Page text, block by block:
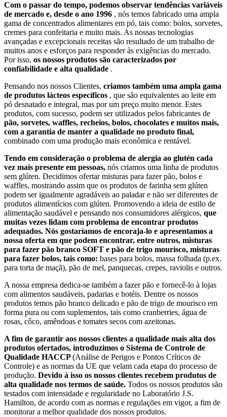
Com o passar do tempo, podemos observar tendências variáveis
de mercado e, desde o ano 1996 , nós temos fabricado uma ampla
gama de concentrados alimentares em pó, tais como: bolos, sorvetes,
cremes para confeitaria e muito mais. As nossas tecnologias
avançadas e excepcionais receitas são resultado de um trabalho de
muitos anos e esforços para responder às exigências do mercado.
Por isso, os nossos produtos são caracterizados por
confiabilidade e alta qualidade .
Pensando nos nossos Clientes, criamos também uma ampla gama
de produtos lácteos específicos , que são equivalentes ao leite em
pó desnatado e integral, mas por um preço muito menor. Estes
produtos, com sucesso, podem ser utilizados pelos fabricantes de
pão, sorvetes, waffles, recheios, bolos, chocolates e muitos mais,
com a garantia de manter a qualidade no produto final,
combinado com uma produção mais econômica e rentável.
Tendo em consideração o problema de alergia ao glutén cada
vez mais presente em pessoas, nós criamos uma linha de produtos
sem glúten. Decidimos ofertar misturas para fazer pão, bolos e
waffles, mostrando assim que os produtos de farinha sem glúten
podem ser igualmente agradáveis ao paladar e não ser diferentes de
produtos alimentícios com glúten. Promovendo a ideia de estilo de
alimentação saudável e pensando nos consumidores alérgicos, que
muitas vezes lidam com problema de encontrar produtos
adequados. Nós gostaríamos de encoraja-lo e apresentamos a
nossa oferta em que podem encontrar, entre outros, misturas
para fazer pão branco SOFT e pão de trigo mourisco, misturas
para fazer bolos, tais como: bases para bolos, massa folhada (p.ex.
para torta de maçã), pão de mel, panquecas, crepes, raviolis e outros.
A nossa empresa dedica-se também a fazer pão e fornecê-lo à lojas
com alimentos saudáveis, padarias e hotéis. Dentre os nossos
produtos temos pão branco delicado e pão de trigo de mourisco em
forma pura ou com suplementos, tais como cranberries, água de
rosas, côco, amêndoas e tomates secos com azeitonas.
A fim de garantir aos nossos clientes a qualidade mais alta dos
produtos ofertados, introduzimos o Sistema de Controle de
Qualidade HACCP (Análise de Perigos e Pontos Críticos de
Controle) e as normas da UE que velam cada etapa do processo de
produção. Devido à isso os nossos clientes recebem produtos de
alta qualidade nos termos de saúde. Todos os nossos produtos são
testados com intensidade e regularidade no Laboratório J.S.
Hamilton, de acordo com as normas e regulações em vigor, a fim de
monitorar a melhor qualidade dos nossos produtos.